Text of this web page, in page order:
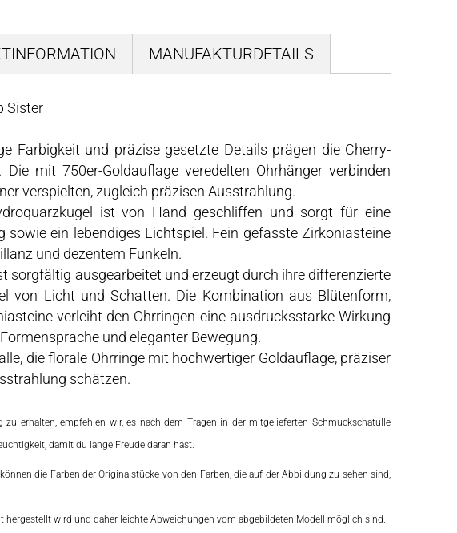
MANUFAKTURDETAILS
Sister
Farbigkeit und präzise gesetzte Details prägen die Cherry-
mit 750er-Goldauflage veredelten Ohrhänger verbinden
verspielten, zugleich präzisen Ausstrahlung.
ist von Hand geschliffen und sorgt für eine
sowie ein lebendiges Lichtspiel. Fein gefasste Zirkoniasteine
und dezentem Funkeln.
sorgfältig ausgearbeitet und erzeugt durch ihre differenzierte
von Licht und Schatten. Die Kombination aus Blütenform,
verleiht den Ohrringen eine ausdrucksstarke Wirkung
und eleganter Bewegung.
die florale Ohrringe mit hochwertiger Goldauflage, präziser
schätzen.
erhalten, empfehlen wir, es nach dem Tragen in der mitgelieferten Schmuckschatulle
damit du lange Freude daran hast.
die Farben der Originalstücke von den Farben, die auf der Abbildung zu sehen sind,
hergestellt wird und daher leichte Abweichungen vom abgebildeten Modell möglich sind.